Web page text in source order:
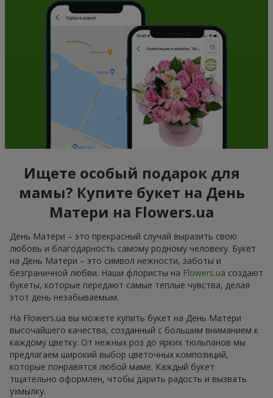
Ищете особый подарок для
мамы? Купите букет на День
Матери на Flowers.ua
День Матери – это прекрасный случай выразить свою
любовь и благодарность самому родному человеку. Букет
на День Матери – это символ нежности, заботы и
безграничной любви. Наши флористы на Flowers.ua создают
букеты, которые передают самые теплые чувства, делая
этот день незабываемым.
На Flowers.ua вы можете купить букет на День Матери
высочайшего качества, созданный с большим вниманием к
каждому цветку. От нежных роз до ярких тюльпанов мы
предлагаем широкий выбор цветочных композиций,
которые понравятся любой маме. Каждый букет
тщательно оформлен, чтобы дарить радость и вызвать
ухмылку.